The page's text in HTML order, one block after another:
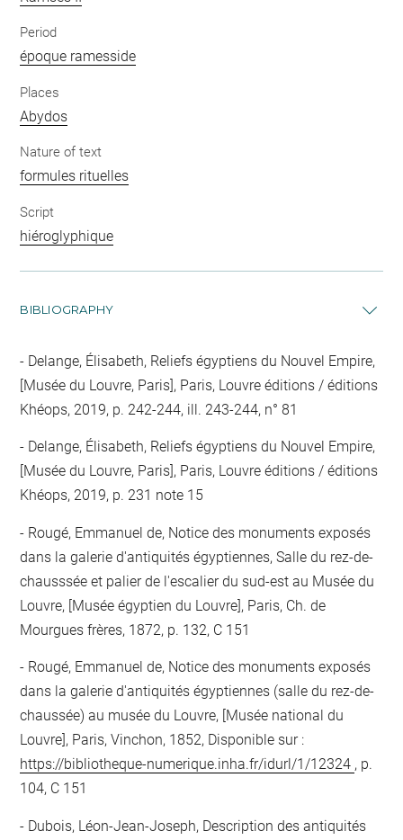
Period
époque ramesside
Places
Abydos
Nature of text
formules rituelles
Script
hiéroglyphique
BIBLIOGRAPHY
Delange, Élisabeth, Reliefs égyptiens du Nouvel Empire,
[Musée du Louvre, Paris], Paris, Louvre éditions / éditions
Khéops, 2019, p. 242-244, ill. 243-244, n° 81
Delange, Élisabeth, Reliefs égyptiens du Nouvel Empire,
[Musée du Louvre, Paris], Paris, Louvre éditions / éditions
Khéops, 2019, p. 231 note 15
Rougé, Emmanuel de, Notice des monuments exposés
dans la galerie d'antiquités égyptiennes, Salle du rez-de-
chausssée et palier de l'escalier du sud-est au Musée du
Louvre, [Musée égyptien du Louvre], Paris, Ch. de
Mourgues frères, 1872, p. 132, C 151
Rougé, Emmanuel de, Notice des monuments exposés
dans la galerie d'antiquités égyptiennes (salle du rez-de-
chaussée) au musée du Louvre, [Musée national du
Louvre], Paris, Vinchon, 1852, Disponible sur :
https://bibliotheque-numerique.inha.fr/idurl/1/12324 , p.
104, C 151
Dubois, Léon-Jean-Joseph, Description des antiquités